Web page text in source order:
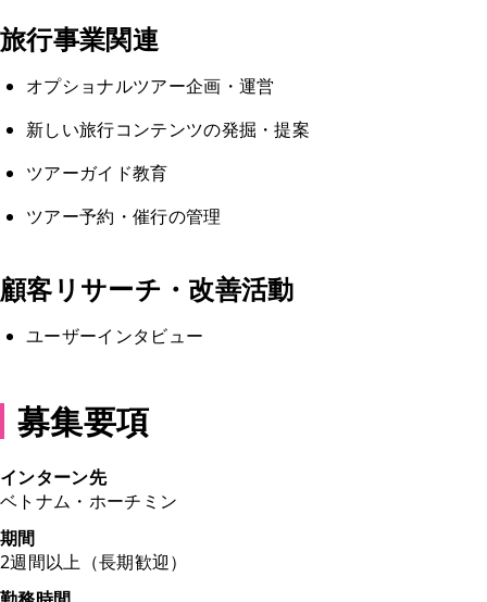
旅行事業関連
オプショナルツアー企画・運営
新しい旅行コンテンツの発掘・提案
ツアーガイド教育
ツアー予約・催行の管理
顧客リサーチ・改善活動
ユーザーインタビュー
募集要項
インターン先
ベトナム・ホーチミン
期間
2週間以上（長期歓迎）